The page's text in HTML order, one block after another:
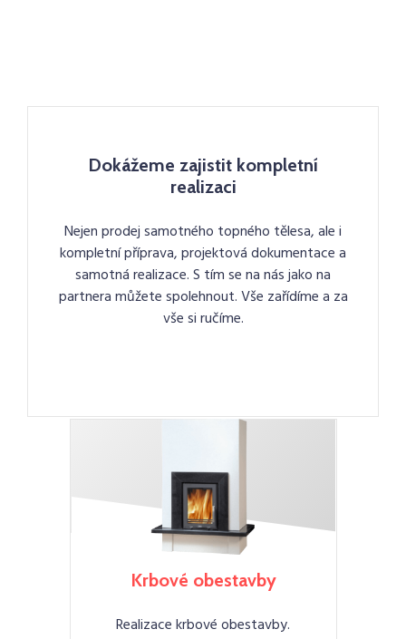
Dokážeme zajistit kompletní
realizaci
Nejen prodej samotného topného tělesa, ale i
kompletní příprava, projektová dokumentace a
samotná realizace. S tím se na nás jako na
partnera můžete spolehnout. Vše zařídíme a za
vše si ručíme.
Krbové obestavby
Realizace krbové obestavby.